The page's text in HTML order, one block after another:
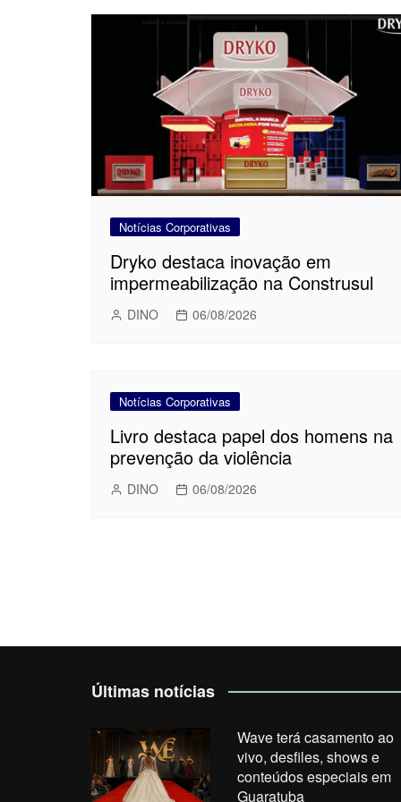
Notícias Corporativas
Dryko destaca inovação em
impermeabilização na Construsul
DINO 06/08/2026
Notícias Corporativas
Livro destaca papel dos homens na
prevenção da violência
DINO 06/08/2026
Últimas notícias
Wave terá casamento ao
vivo, desfiles, shows e
conteúdos especiais em
Guaratuba